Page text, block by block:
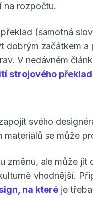
na rozpočtu.
(samotná
dobrým začátkem
V nedávném
strojového
svého
materiálů se může
změnu, ale může jít
vhodnější.
na které je